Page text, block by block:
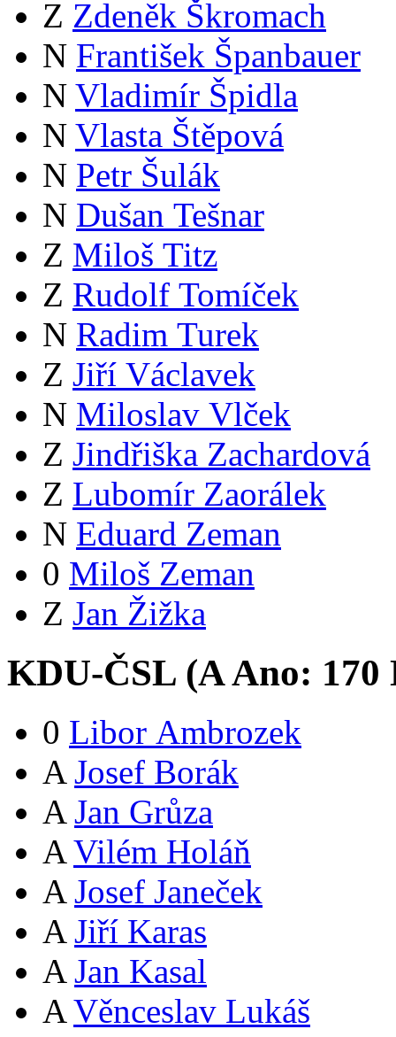
Z Zdeněk Škromach
N František Španbauer
N Vladimír Špidla
N Vlasta Štěpová
N Petr Šulák
N Dušan Tešnar
Z Miloš Titz
Z Rudolf Tomíček
N Radim Turek
Z Jiří Václavek
N Miloslav Vlček
Z Jindřiška Zachardová
Z Lubomír Zaorálek
N Eduard Zeman
0 Miloš Zeman
Z Jan Žižka
KDU-ČSL (AAno: 170
0 Libor Ambrozek
A Josef Borák
A Jan Grůza
A Vilém Holáň
A Josef Janeček
A Jiří Karas
A Jan Kasal
A Věnceslav Lukáš